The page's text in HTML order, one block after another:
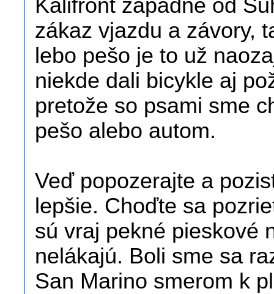
Kalifront západne od
zákaz vjazdu a závory,
lebo pešo je to už
niekde dali bicykle aj
pretože so psami sme
pešo alebo autom.
Veď popozerajte a
lepšie. Choďte sa
sú vraj pekné pieskové
nelákajú. Boli sme sa
San Marino smerom k